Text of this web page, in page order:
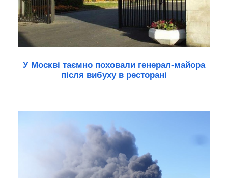
У Москві таємно поховали генерал-майора
після вибуху в ресторані